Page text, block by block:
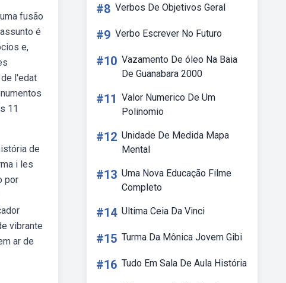
fusão
é
e,
l'edat
11
de
i les
por
vibrante
ar de
#8 Verbos De Objetivos Geral
#9 Verbo Escrever No Futuro
#10 Vazamento De óleo Na Baia
De Guanabara 2000
#11 Valor Numerico De Um
Polinomio
#12 Unidade De Medida Mapa
Mental
#13 Uma Nova Educação Filme
Completo
#14 Ultima Ceia Da Vinci
#15 Turma Da Mônica Jovem Gibi
#16 Tudo Em Sala De Aula História